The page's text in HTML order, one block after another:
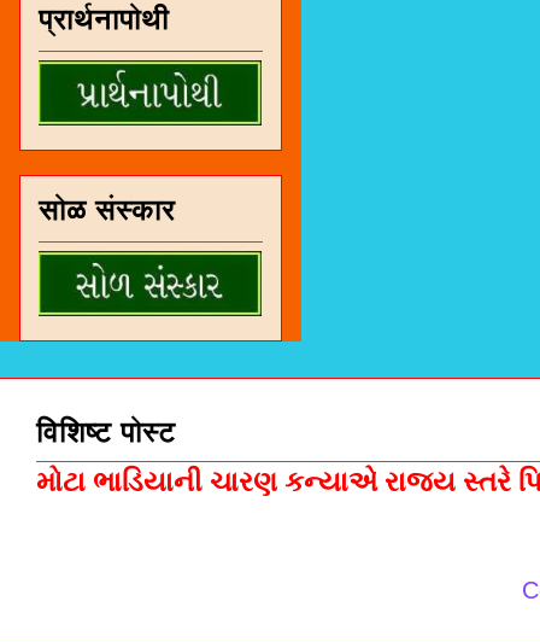
प्रार्थनापोथी
सोळ संस्कार
विशिष्ट पोस्ट
મોટા ભાડિયાની ચારણ કન્યાએ રાજ્ય સ્તરે